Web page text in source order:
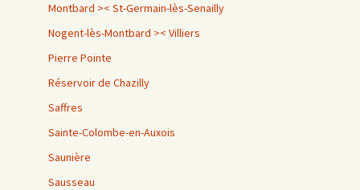
Montbard >< St-Germain-lès-Senailly
Nogent-lès-Montbard >< Villiers
Pierre Pointe
Réservoir de Chazilly
Saffres
Sainte-Colombe-en-Auxois
Saunière
Sausseau